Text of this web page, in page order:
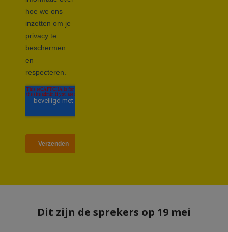
Dit zijn de sprekers op 19 mei